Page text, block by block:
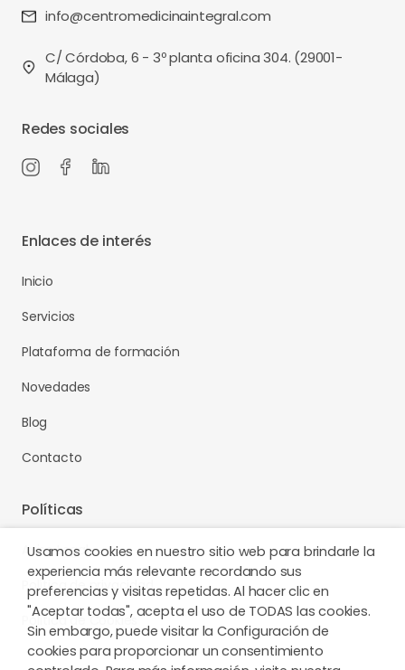
info@centromedicinaintegral.com
C/ Córdoba, 6 - 3º planta oficina 304. (29001-
Málaga)
Redes sociales
Enlaces de interés
Inicio
Servicios
Plataforma de formación
Novedades
Blog
Contacto
Políticas
Aviso Legal
Política de privacidad
Política de Cookies
Usamos cookies en nuestro sitio web para brindarle la
experiencia más relevante recordando sus
preferencias y visitas repetidas. Al hacer clic en
"Aceptar todas", acepta el uso de TODAS las cookies.
Sin embargo, puede visitar la Configuración de
cookies para proporcionar un consentimiento